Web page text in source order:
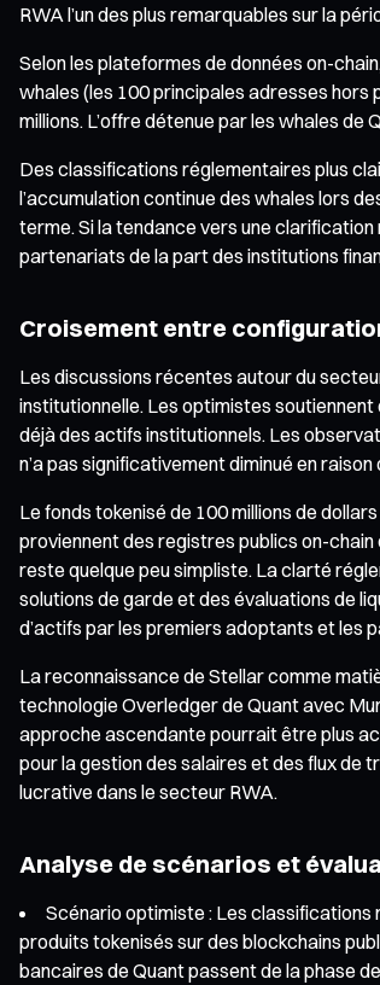
RWA l’un des plus remarquables sur la
Selon les plateformes de données on-
whales (les 100 principales adresses hors
millions. L’offre détenue par les whales de
Des classifications réglementaires plus
l’accumulation continue des whales lors
terme. Si la tendance vers une
partenariats de la part des institutions
Croisement entre
Les discussions récentes autour du
institutionnelle. Les optimistes
déjà des actifs institutionnels. Les
n’a pas significativement diminué en
Le fonds tokenisé de 100 millions de
proviennent des registres publics on-
reste quelque peu simpliste. La clarté
solutions de garde et des évaluations de
d’actifs par les premiers adoptants et les
La reconnaissance de Stellar comme
technologie Overledger de Quant avec
approche ascendante pourrait être plus
pour la gestion des salaires et des flux
lucrative dans le secteur RWA.
Analyse de scénarios et
Scénario optimiste : Les classifications
produits tokenisés sur des blockchains
bancaires de Quant passent de la phase